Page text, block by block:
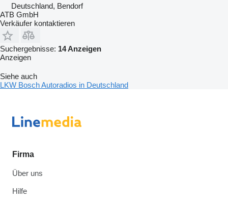
Deutschland, Bendorf
ATB GmbH
Verkäufer kontaktieren
Suchergebnisse: 14 Anzeigen
Anzeigen
Siehe auch
LKW Bosch Autoradios in Deutschland
Firma
Über uns
Hilfe